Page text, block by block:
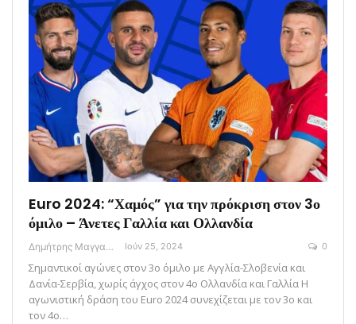
Euro 2024: “Χαμός” για την πρόκριση στον 3ο
όμιλο – Άνετες Γαλλία και Ολλανδία
Δημήτρης Μαγγανάρης Ιούν 25, 2024 0
Σημαντικοί αγώνες στον 3ο όμιλο με Αγγλία-Σλοβενία και
Δανία-Σερβία, χωρίς άγχος στον 4ο Ολλανδία και Γαλλία H
αγωνιστική δράση του Euro 2024 συνεχίζεται με τον 3ο και
τον 4ο…